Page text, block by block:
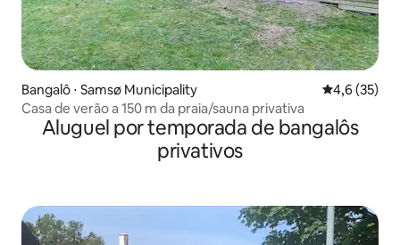
Bangalô ⋅ Samsø Municipality 4,6 de uma
4,6 (35)
Casa de verão a 150 m da praia/sauna privativa
Aluguel por temporada de bangalôs
privativos